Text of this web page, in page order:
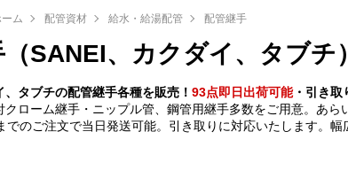
ム 配管資材 給水・給湯配管 配管継手
（SANEI、カクダイ、タブチ
タブチの配管継手各種を販売！ 93点即日出荷可能・引き取
クローム継手・ニップル管、鋼管用継手多数をご用意。あ
でのご注文で当日発送可能。引き取りに対応いたします。